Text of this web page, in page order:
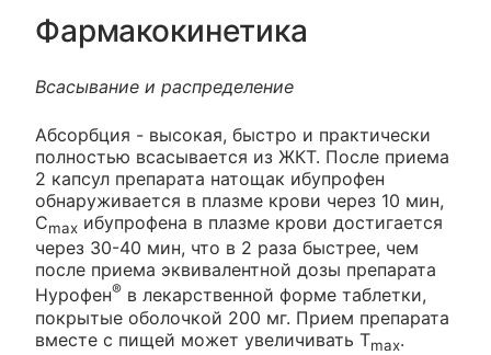
Фармакокинетика
Всасывание и распределение
Абсорбция - высокая, быстро и практически
полностью всасывается из ЖКТ. После приема
2 капсул препарата натощак ибупрофен
обнаруживается в плазме крови через 10 мин,
Cmax ибупрофена в плазме крови достигается
через 30-40 мин, что в 2 раза быстрее, чем
после приема эквивалентной дозы препарата
Нурофен® в лекарственной форме таблетки,
покрытые оболочкой 200 мг. Прием препарата
вместе с пищей может увеличивать Tmax.